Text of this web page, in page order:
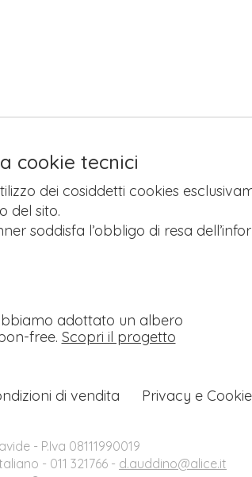
cookie tecnici
dei cosiddetti cookies
del sito.
soddisfa l’obbligo di resa
adottato un albero
free. Scopri il progetto
di vendita Privacy e
- P.Iva 08111990019
- 011 321766 - d.auddino@alice.it